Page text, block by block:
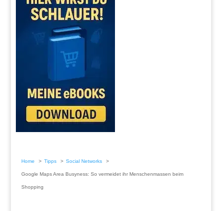
Home Tipps Social Networks
Google Maps Area Busyness: So vermeidet ihr Menschenmassen beim
Shopping